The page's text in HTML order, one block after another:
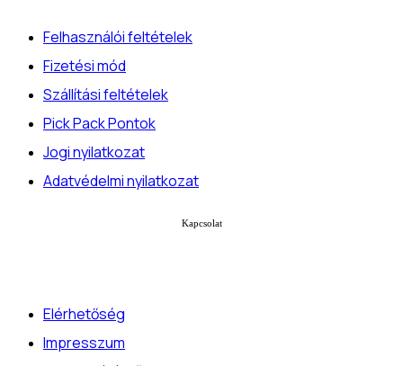
Felhasználói feltételek
Fizetési mód
Szállítási feltételek
Pick Pack Pontok
Jogi nyilatkozat
Adatvédelmi nyilatkozat
Kapcsolat
Elérhetőség
Impresszum